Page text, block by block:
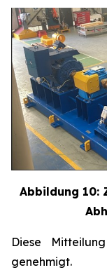
Abbildung 10:
Diese
genehmigt.